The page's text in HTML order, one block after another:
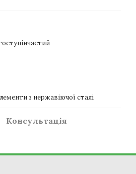
з нержавіючої сталі
Консультація